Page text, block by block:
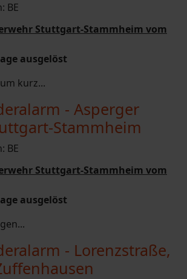
BE
Stuttgart-Stammheim vom
ausgelöst
kurz...
- Asperger
Stammheim
BE
Stuttgart-Stammheim vom
ausgelöst
- Lorenzstraße,